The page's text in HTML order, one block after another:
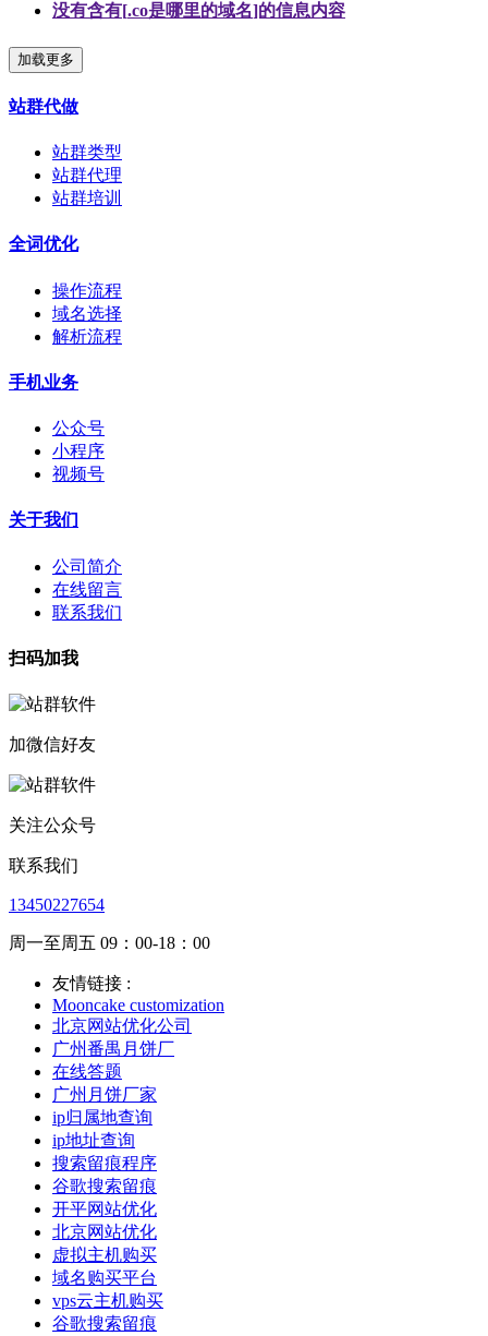
没有含有[.co是哪里的域名]的信息内容
加载更多
站群代做
站群类型
站群代理
站群培训
全词优化
操作流程
域名选择
解析流程
手机业务
公众号
小程序
视频号
关于我们
公司简介
在线留言
联系我们
扫码加我
加微信好友
关注公众号
联系我们
13450227654
周一至周五 09：00-18：00
友情链接 :
Mooncake customization
北京网站优化公司
广州番禺月饼厂
在线答题
广州月饼厂家
ip归属地查询
ip地址查询
搜索留痕程序
谷歌搜索留痕
开平网站优化
北京网站优化
虚拟主机购买
域名购买平台
vps云主机购买
谷歌搜索留痕